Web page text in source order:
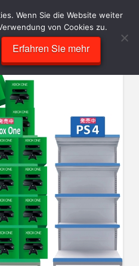
Wenn Sie die Website weiter
von Cookies zu.
Erfahren Sie mehr